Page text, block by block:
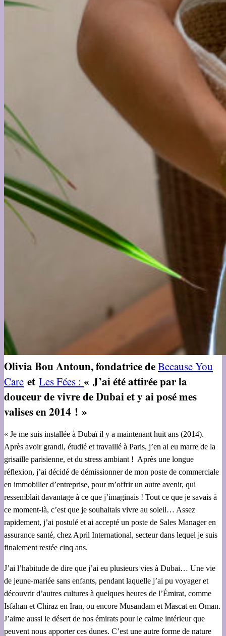
Olivia Bou Antoun, fondatrice deBecause You
Care et Les Fées : « J’ai été attirée par la
douceur de vivre de Dubai et y ai posé mes
valises en 2014 ! »
« Je me suis installée à Dubaï il y a maintenant huit ans (2014).
Après avoir grandi, étudié et travaillé à Paris, j’en ai eu marre de la
grisaille parisienne, et du stress ambiant ! Après une longue
réflexion, j’ai décidé de démissionner de mon poste de commerciale
en immobilier d’entreprise, pour m’offrir un autre avenir, qui
ressemblait davantage à ce que j’imaginais ! Tout ce que je savais à
ce moment-là, c’est que je souhaitais vivre au soleil… Assez
rapidement, j’ai postulé et ai accepté un poste de Sales Manager en
assurance santé, chez April International, secteur dans lequel je suis
finalement restée cinq ans.
J’ai l’habitude de dire que j’ai eu plusieurs vies à Dubai… Une vie
de jeune-mariée sans enfants, pendant laquelle j’ai pu voyager et
découvrir d’autres cultures à quelques heures de l’Émirat, comme
Isfahan et Chiraz en Iran, ou encore Musandam et Mascat en Oman.
J’aime aussi le désert de nos émirats pour le calme intérieur que
peuvent nous apporter ces dunes. C’est une autre forme de nature